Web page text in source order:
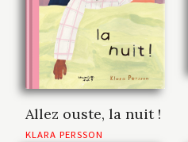
Allez ouste, la nuit !
KLARA PERSSON